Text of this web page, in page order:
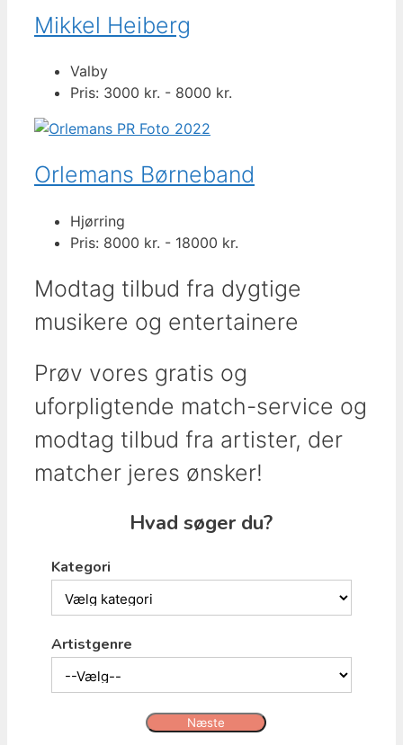
Mikkel Heiberg
Valby
Pris: 3000 kr. - 8000 kr.
Orlemans Børneband
Hjørring
Pris: 8000 kr. - 18000 kr.
Modtag tilbud fra dygtige
musikere og entertainere
Prøv vores gratis og
uforpligtende match-service og
modtag tilbud fra artister, der
matcher jeres ønsker!
Hvad søger du?
Kategori
Artistgenre
Næste